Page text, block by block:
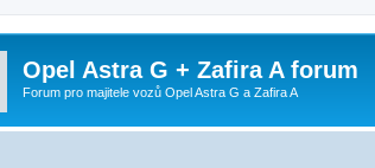
Opel Astra G + Zafira A forum
Forum pro majitele vozů Opel Astra G a Zafira A